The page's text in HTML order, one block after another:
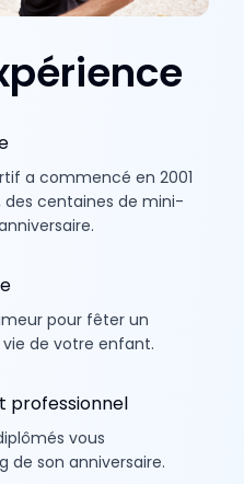
a commencé en 2001
des centaines de mini-
pour fêter un
de votre enfant.
professionnel
vous
son anniversaire.